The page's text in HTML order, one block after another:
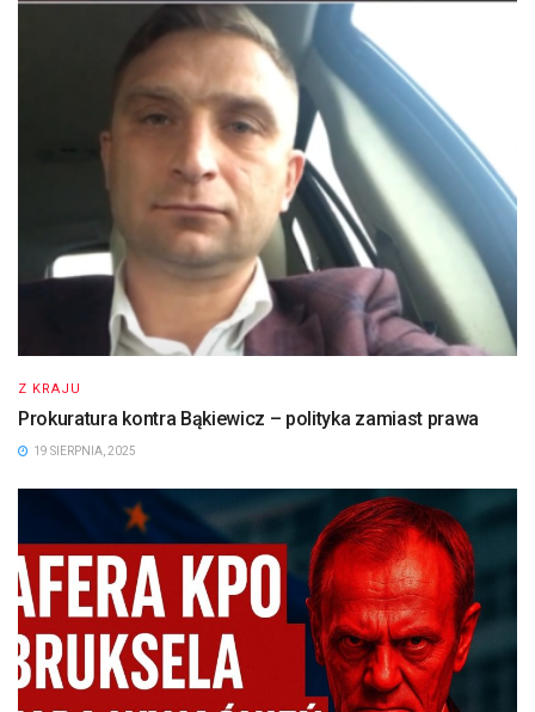
Z KRAJU
Prokuratura kontra Bąkiewicz – polityka zamiast prawa
19 SIERPNIA, 2025